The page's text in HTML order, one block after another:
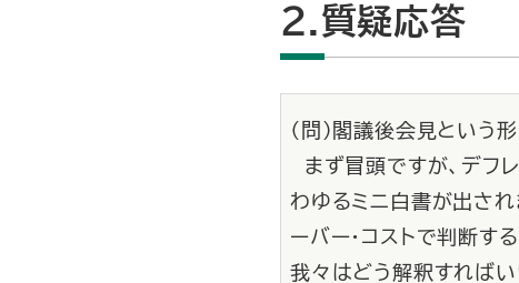
2.質疑応答
（問）閣議後会見という
まず冒頭ですが、デフ
わゆるミニ白書が出され
ーバー・コストで判断す
我々はどう解釈すれば